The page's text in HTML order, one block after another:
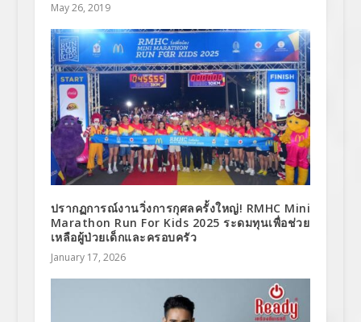
May 26, 2019
ปรากฏการณ์งานวิ่งการกุศลครั้งใหญ่! RMHC Mini
Marathon Run For Kids 2025 ระดมทุนเพื่อช่วย
เหลือผู้ป่วยเด็กและครอบครัว
January 17, 2026